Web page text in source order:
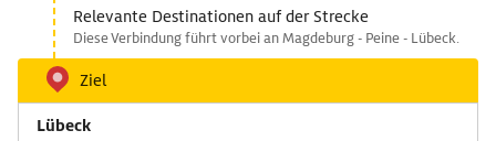
Relevante Destinationen auf der Strecke
Diese Verbindung führt vorbei an Magdeburg - Peine - Lübeck.
Ziel
Lübeck